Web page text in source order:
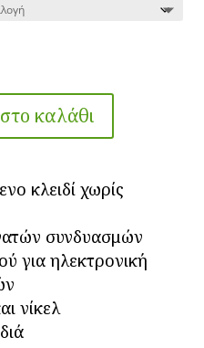
καλάθι
κλειδί χωρίς
συνδυασμών
για ηλεκτρονική
νίκελ